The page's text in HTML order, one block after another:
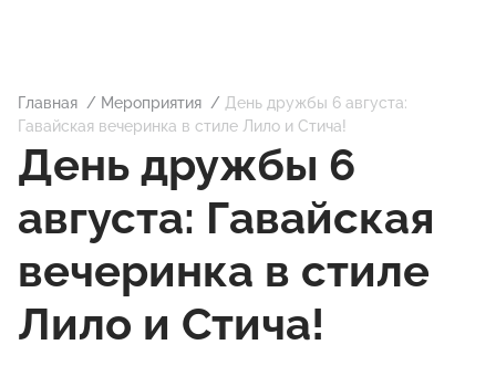
Главная Мероприятия
День дружбы 6 августа:
Гавайская вечеринка в стиле Лило и Стича!
День дружбы 6
августа: Гавайская
вечеринка в стиле
Лило и Стича!